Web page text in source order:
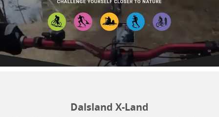
Dalsland X-Land